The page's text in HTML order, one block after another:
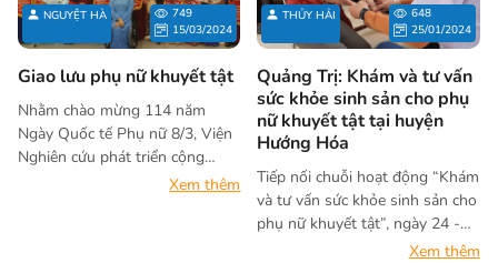
NGUYỆT HÀ
749
15/03/2024
Giao lưu phụ nữ khuyết tật
Nhằm chào mừng 114 năm
Ngày Quốc tế Phụ nữ 8/3, Viện
Nghiên cứu phát triển cộng
đồng (ACDC) phối hợp với Hội
Xem thêm
THỦY HẢI
648
25/01/2024
Quảng Trị: Khám và tư vấn
sức khỏe sinh sản cho phụ
nữ khuyết tật tại huyện
Hướng Hóa
Tiếp nối chuỗi hoạt động “Khám
và tư vấn sức khỏe sinh sản cho
phụ nữ khuyết tật”, ngày 24 -
25/1/2024, Viện ACDC đã phối
Xem thêm